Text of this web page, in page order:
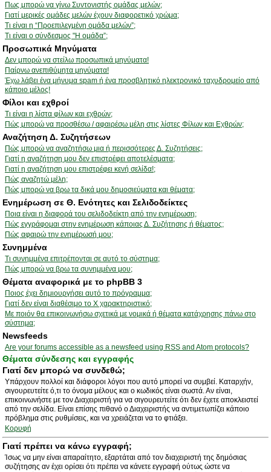
Πως μπορώ να γίνω Συντονιστής ομάδας μελών;
Γιατί μερικές ομάδες μελών έχουν διαφορετικό χρώμα;
Τι είναι η “Προεπιλεγμένη ομάδα μελών”;
Τι είναι ο σύνδεσμος "Η ομάδα”;
Προσωπικά Μηνύματα
Δεν μπορώ να στείλω προσωπικά μηνύματα!
Παίρνω ανεπιθύμητα μηνύματα!
Έχω λάβει ένα μήνυμα spam ή ένα προσβλητικό ηλεκτρονικό ταχυδρομείο από
κάποιο μέλος!
Φίλοι και εχθροί
Τι είναι η λίστα φίλων και εχθρών;
Πώς μπορώ να προσθέσω / αφαιρέσω μέλη στις λίστες Φίλων και Εχθρών;
Αναζήτηση Δ. Συζητήσεων
Πώς μπορώ να αναζητήσω μια ή περισσότερες Δ. Συζητήσεις;
Γιατί η αναζήτηση μου δεν επιστρέφει αποτελέσματα;
Γιατί η αναζήτηση μου επιστρέφει κενή σελίδα!;
Πώς αναζητώ μέλη;
Πώς μπορώ να βρω τα δικά μου δημοσιεύματα και θέματα;
Ενημέρωση σε Θ. Ενότητες και Σελιδοδείκτες
Ποια είναι η διαφορά του σελιδοδείκτη από την ενημέρωση;
Πώς εγγράφομαι στην ενημέρωση κάποιας Δ. Συζήτησης ή θέματος;
Πώς αφαιρώ την ενημέρωσή μου;
Συνημμένα
Τι συνημμένα επιτρέπονται σε αυτό το σύστημα;
Πώς μπορώ να βρω τα συνημμένα μου;
Θέματα αναφορικά με το phpBB 3
Ποιος έχει δημιουργήσει αυτό το πρόγραμμα;
Γιατί δεν είναι διαθέσιμο το Χ χαρακτηριστικό;
Με ποιόν θα επικοινωνήσω σχετικά με νομικά ή θέματα κατάχρησης πάνω στο
σύστημα;
Newsfeeds
Are your forums accessible as a newsfeed using RSS and Atom protocols?
Θέματα σύνδεσης και εγγραφής
Γιατί δεν μπορώ να συνδεθώ;
Υπάρχουν πολλοί και διάφοροι λόγοι που αυτό μπορεί να συμβεί. Καταρχήν,
σιγουρευτείτε ό,τι το όνομα μέλους και ο κωδικός είναι σωστά. Αν είναι,
επικοινωνήστε με τον Διαχειριστή για να σιγουρευτείτε ότι δεν έχετε αποκλειστεί
από την σελίδα. Είναι επίσης πιθανό ο Διαχειριστής να αντιμετωπίζει κάποιο
πρόβλημα στις ρυθμίσεις, και να χρειάζεται να το φτιάξει.
Κορυφή
Γιατί πρέπει να κάνω εγγραφή;
Ίσως να μην είναι απαραίτητο, εξαρτάται από τον διαχειριστή της δημόσιας
συζήτησης αν έχει ορίσει ότι πρέπει να κάνετε εγγραφή ούτως ώστε να